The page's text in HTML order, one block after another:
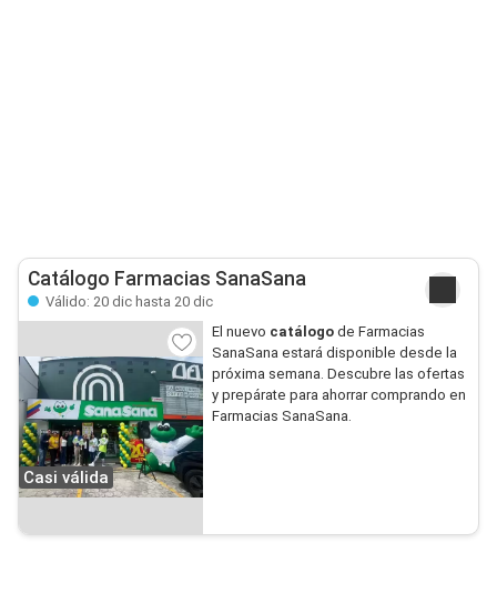
Catálogo Farmacias SanaSana
Válido: 20 dic hasta 20 dic
Casi válida
El nuevo catálogode Farmacias
SanaSana estará disponible desde la
próxima semana. Descubre las ofertas
y prepárate para ahorrar comprando en
Farmacias SanaSana.